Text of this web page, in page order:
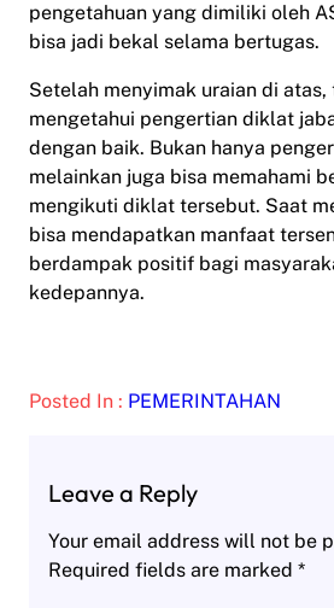
pengetahuan yang dimiliki oleh
bisa jadi bekal selama bertugas.
Setelah menyimak uraian di atas,
mengetahui pengertian diklat
dengan baik. Bukan hanya
melainkan juga bisa memahami
mengikuti diklat tersebut. Saat
bisa mendapatkan manfaat
berdampak positif bagi
kedepannya.
Posted In : PEMERINTAHAN
Leave a Reply
Your email address will not be
Required fields are marked *